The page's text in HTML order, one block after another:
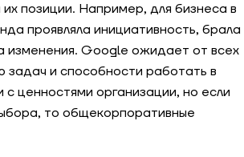
позиции. Например, для бизнеса в
проявляла инициативность, брала
изменения. Google ожидает от всех
задач и способности работать в
ценностями организации, но если
то общекорпоративные